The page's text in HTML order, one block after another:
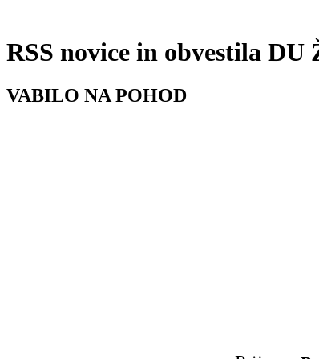
RSS novice in obvestila DU
VABILO NA POHOD